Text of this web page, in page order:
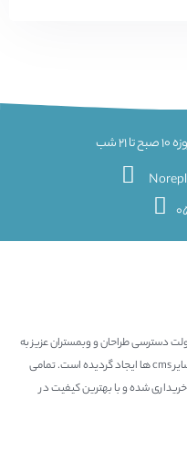
شب
دسترسی طراحان و وبمستران عزیز به
انواع قالب ها و پلاگین های وردپرس و همچنین سایر cms ها ایجاد گردیده است. تمامی
شده و با بهترین کیفیت در